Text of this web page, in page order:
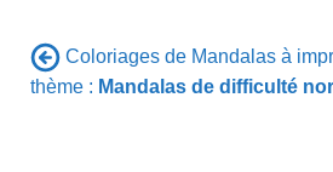
Coloriages de Mandalas à
thème : Mandalas de difficulté